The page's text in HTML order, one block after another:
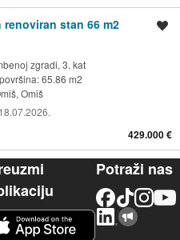
stan 66 m2
zgradi, 3. kat
65.86 m2
Omiš
18.07.2026.
429.000 €
Potraži nas